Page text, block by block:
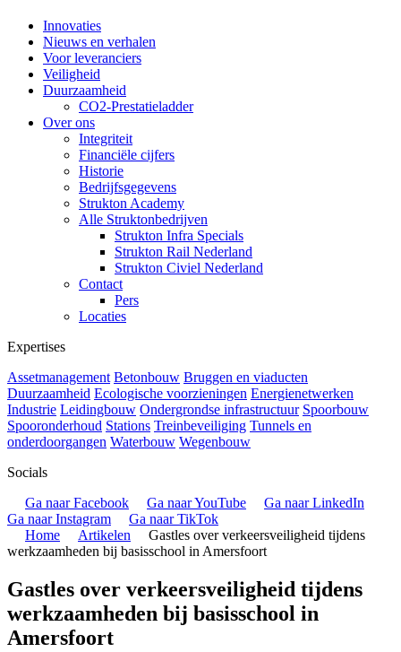
Innovaties
Nieuws en verhalen
Voor leveranciers
Veiligheid
Duurzaamheid
CO2-Prestatieladder
Over ons
Integriteit
Financiële cijfers
Historie
Bedrijfsgegevens
Strukton Academy
Alle Struktonbedrijven
Strukton Infra Specials
Strukton Rail Nederland
Strukton Civiel Nederland
Contact
Pers
Locaties
Expertises
Assetmanagement Betonbouw Bruggen en viaducten
Duurzaamheid Ecologische voorzieningen Energienetwerken
Industrie Leidingbouw Ondergrondse infrastructuur Spoorbouw
Spooronderhoud Stations Treinbeveiliging Tunnels en
onderdoorgangen Waterbouw Wegenbouw
Socials
Ga naar Facebook
Ga naar YouTube
Ga naar LinkedIn
Ga naar Instagram
Ga naar TikTok
Home
Artikelen
Gastles over verkeersveiligheid tijdens
werkzaamheden bij basisschool in Amersfoort
Gastles over verkeersveiligheid tijdens
werkzaamheden bij basisschool in
Amersfoort